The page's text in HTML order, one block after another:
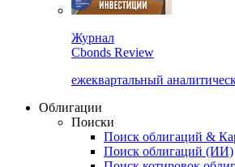
Журнал
Cbonds Review
ежеквартальный
Облигации
Поиски
Поиск облигаций &
Поиск облигаций (ИИ)